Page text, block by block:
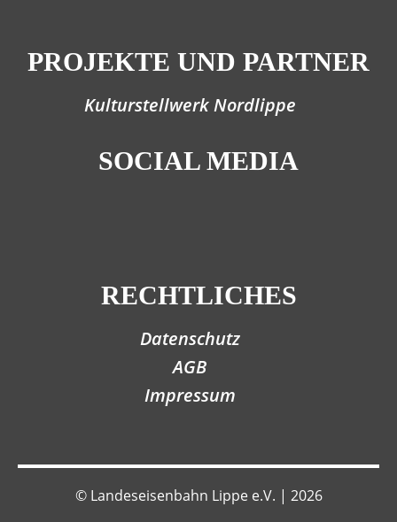
PROJEKTE UND PARTNER
Kulturstellwerk Nordlippe
SOCIAL MEDIA
RECHTLICHES
Datenschutz
AGB
Impressum
© Landeseisenbahn Lippe e.V. | 2026